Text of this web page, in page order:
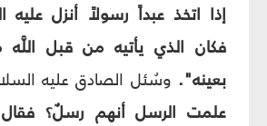
إذا اتخذ عبداً رسولاً أنزل عليه
فكان الذي يأتيه من قبل اللَّه
بعينه". وسُئل الصادق عليه
علمت الرسل أنهم رسلٌ؟ فقال